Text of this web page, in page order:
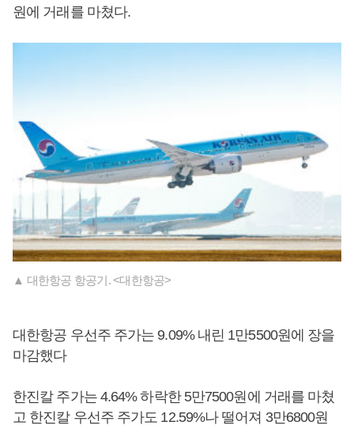
원에 거래를 마쳤다.
▲ 대한항공 항공기. <대한항공>
대한항공 우선주 주가는 9.09% 내린 1만5500원에 장을
마감했다
한진칼 주가는 4.64% 하락한 5만7500원에 거래를 마쳤
고 한진칼 우선주 주가도 12.59%나 떨어져 3만6800원